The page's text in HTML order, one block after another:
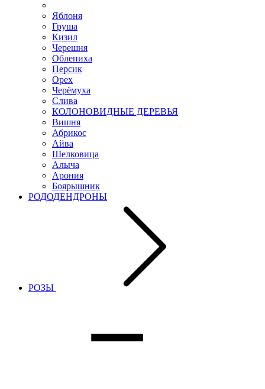
Яблоня
Груша
Кизил
Черешня
Облепиха
Персик
Орех
Черёмуха
Слива
КОЛОНОВИДНЫЕ ДЕРЕВЬЯ
Вишня
Абрикос
Айва
Шелковица
Алыча
Арония
Боярышник
РОДОДЕНДРОНЫ
РОЗЫ